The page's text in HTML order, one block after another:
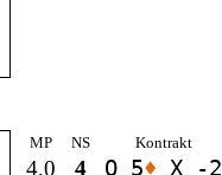
MP NS Kontrakt
4,0 4 O 5♦ X -2